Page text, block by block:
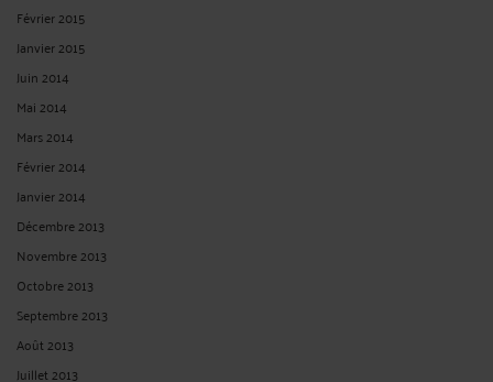
Février 2015
Janvier 2015
Juin 2014
Mai 2014
Mars 2014
Février 2014
Janvier 2014
Décembre 2013
Novembre 2013
Octobre 2013
Septembre 2013
Août 2013
Juillet 2013